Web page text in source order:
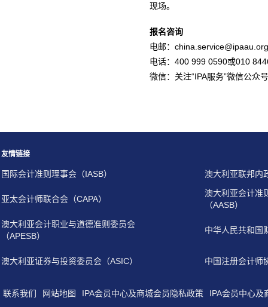
现场。
报名咨询
电邮：
电话：400 999 0590或010
微信：关注“IPA服务”微信公众
友情链接
国际会计准则理事会（IASB） 澳大利亚联邦内
亚太会计师联合会（CAPA）
澳大利亚会计准
（AASB）
澳大利亚会计职业与道德准则委员会
（APESB）
中华人民共和国
澳大利亚证券与投资委员会（ASIC） 中国注册会计师
联系我们 网站地图 IPA会员中心及商城会员隐私政策 IPA会员中心及